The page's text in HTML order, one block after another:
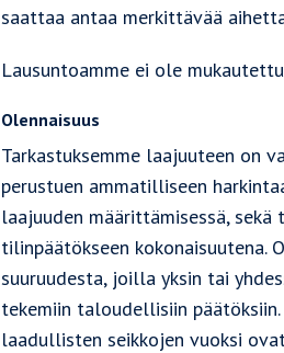
saattaa antaa merkittävää
Lausuntoamme ei ole
Olennaisuus
Tarkastuksemme laajuuteen on
perustuen ammatilliseen
laajuuden määrittämisessä,
tilinpäätökseen kokonaisuutena.
suuruudesta, joilla yksin tai
tekemiin taloudellisiin
laadullisten seikkojen vuoksi